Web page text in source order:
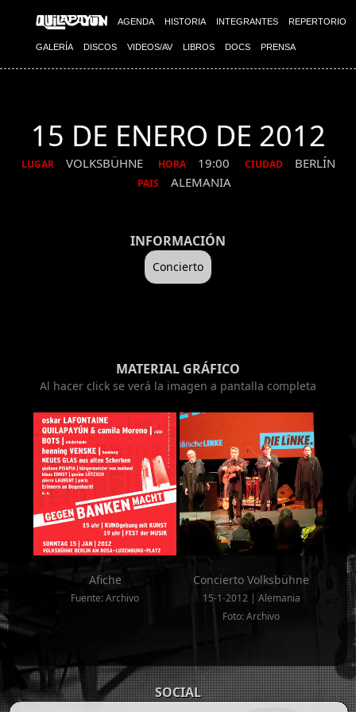
AGENDA HISTORIA INTEGRANTES REPERTORIO
GALERÍA DISCOS VIDEOS/AV LIBROS DOCS PRENSA
15 DE ENERO DE 2012
LUGAR VOLKSBÜHNE HORA 19:00 CIUDAD BERLÍN
PAIS ALEMANIA
INFORMACIÓN
Concierto
MATERIAL GRÁFICO
Al hacer click se verá la imagen a pantalla completa
Afiche
Fuente: Archivo
Concierto Volksbühne
15-1-2012 | Alemania
Foto: Archivo
SOCIAL